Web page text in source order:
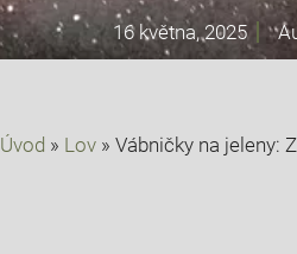
16 května, 2025
Úvod » Lov » Vábničky na jeleny: